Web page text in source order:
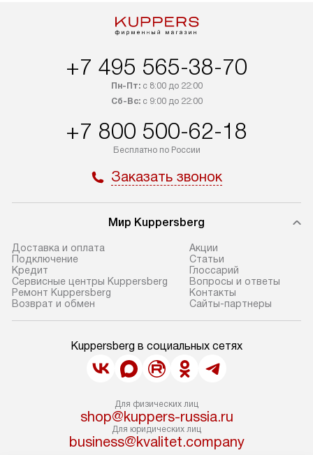
+7 495 565-38-70
Пн-Пт:с 8:00 до 22:00
Сб-Вс:с 9:00 до 22:00
+7 800 500-62-18
Бесплатно по России
Заказать звонок
Мир Kuppersberg
Доставка и оплата
Подключение
Кредит
Сервисные центры Kuppersberg
Ремонт Kuppersberg
Возврат и обмен
Акции
Cтатьи
Глоссарий
Вопросы и ответы
Контакты
Сайты-партнеры
Kuppersberg в социальных сетях
Для физических лиц
shop@kuppers-russia.ru
Для юридических лиц
business@kvalitet.company